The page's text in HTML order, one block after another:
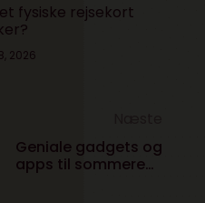
fysiske rejsekort
2026
Geniale gadgets og
apps til sommerens